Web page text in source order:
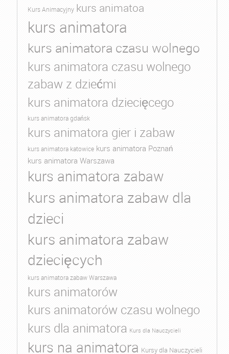
Kurs Animacyjny kurs animatoa
kurs animatora
kurs animatora czasu wolnego
kurs animatora czasu wolnego
zabaw z dziećmi
kurs animatora dziecięcego
kurs animatora gdańsk
kurs animatora gier i zabaw
kurs animatora katowice kurs animatora Poznań
kurs animatora Warszawa
kurs animatora zabaw
kurs animatora zabaw dla
dzieci
kurs animatora zabaw
dziecięcych
kurs animatora zabaw Warszawa
kurs animatorów
kurs animatorów czasu wolnego
kurs dla animatora Kurs dla Nauczycieli
kurs na animatora Kursy dla Nauczycieli